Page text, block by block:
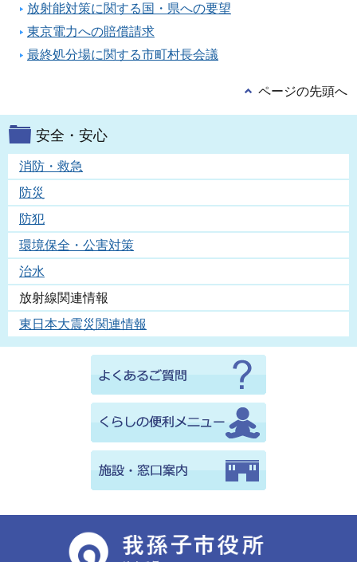
放射能対策に関する国・県への要望
東京電力への賠償請求
最終処分場に関する市町村長会議
ページの先頭へ
安全・安心
消防・救急
防災
防犯
環境保全・公害対策
治水
放射線関連情報
東日本大震災関連情報